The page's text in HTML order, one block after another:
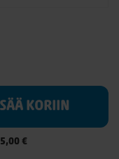
KORIIN
€